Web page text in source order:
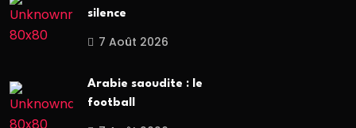
silence
7 Août 2026
Arabie saoudite : le
football